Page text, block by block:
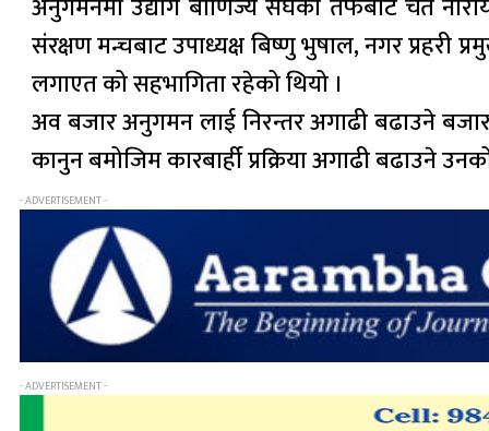
संरक्षण मन्चबाट उपाध्यक्ष बिष्णु भुषाल, नगर प्रहरी
लगाएत को सहभागिता रहेको थियो ।
अव बजार अनुगमन लाई निरन्तर अगाढी बढाउने
कानुन बमोजिम कारबार्ही प्रक्रिया अगाढी बढाउने
- ADVERTISEMENT -
- ADVERTISEMENT -